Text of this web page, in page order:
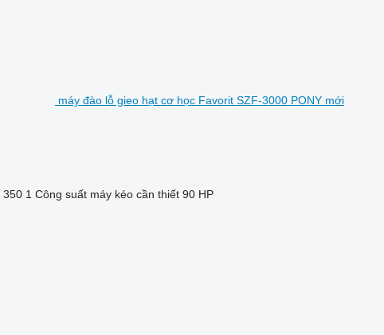
máy đào lỗ gieo hạt cơ học Favorit SZF-3000 PONY mới
350 1 Công suất máy kéo cần thiết 90 HP